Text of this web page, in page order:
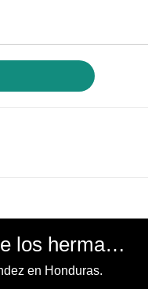
Hilda, Juan Orlando y Tony, la caída de los hermanos Hernández en Honduras
en Honduras.